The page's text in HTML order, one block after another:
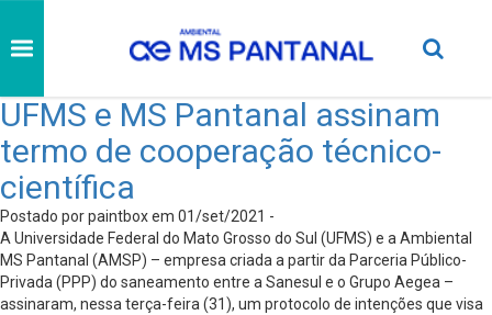
UFMS e MS Pantanal assinam
termo de cooperação técnico-
científica
Postado por paintbox em 01/set/2021 -
A Universidade Federal do Mato Grosso do Sul (UFMS) e a Ambiental
MS Pantanal (AMSP) – empresa criada a partir da Parceria Público-
Privada (PPP) do saneamento entre a Sanesul e o Grupo Aegea –
assinaram, nessa terça-feira (31), um protocolo de intenções que visa